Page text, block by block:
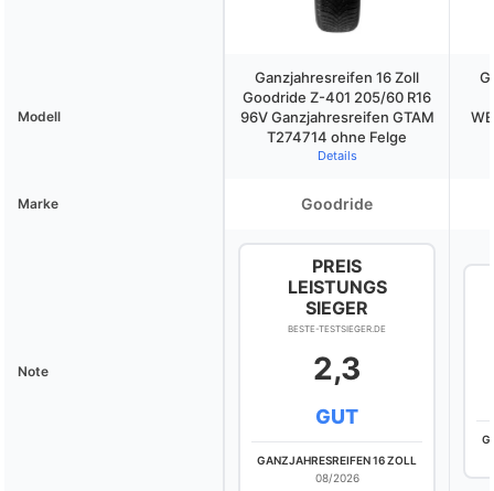
Modell
Ganzjahresreifen 16 Zoll
Goodride Z-401 205/60 R16
96V Ganzjahresreifen GTAM
T274714 ohne Felge
Details
Marke Goodride
Note
PREIS
LEISTUNGS
SIEGER
BESTE-TESTSIEGER.DE
2,3
GUT
GANZJAHRESREIFEN 16 ZOLL
08/2026